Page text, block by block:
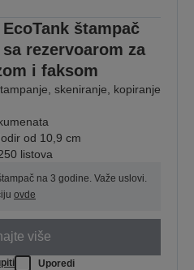
štampač
rezervoarom za
i faksom
skeniranje, kopiranje
od 10,9 cm
listova
na 3 godine. Važe uslovi.
ovde
više
Uporedi